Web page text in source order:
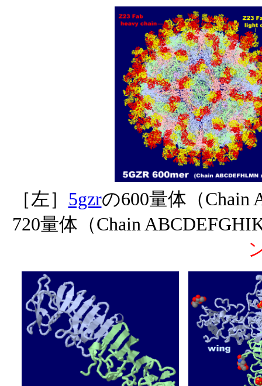
［左］ 5gzrの600量体（
720量体（Chain